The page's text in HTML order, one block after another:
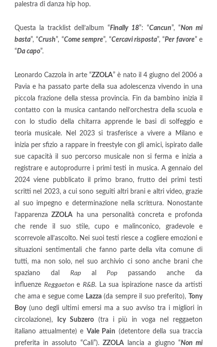
palestra di danza hip hop.
Questa la tracklist dell’album “Finally 18”: “Cancun”, “Non mi
basta”, “Crush”, “Come sempre”, “Cercavi risposta”, “Per favore” e
“Da capo”.
Leonardo Cazzola in arte “ZZOLA” è nato il 4 giugno del 2006 a
Pavia e ha passato parte della sua adolescenza vivendo in una
piccola frazione della stessa provincia. Fin da bambino inizia il
contatto con la musica cantando nell’orchestra della scuola e
con lo studio della chitarra apprende le basi di solfeggio e
teoria musicale. Nel 2023 si trasferisce a vivere a Milano e
inizia per sfizio a rappare in freestyle con gli amici, ispirato dalle
sue capacità il suo percorso musicale non si ferma e inizia a
registrare e autoprodurre i primi testi in musica. A gennaio del
2024 viene pubblicato il primo brano, frutto dei primi testi
scritti nel 2023, a cui sono seguiti altri brani e altri video, grazie
al suo impegno e determinazione nella scrittura. Nonostante
l’apparenzaZZOLA ha una personalità concreta e profonda
che rende il suo stile, cupo e malinconico, gradevole e
scorrevole all’ascolto. Nei suoi testi riesce a cogliere emozioni e
situazioni sentimentali che fanno parte della vita comune di
tutti, ma non solo, nel suo archivio ci sono anche brani che
spaziano dal RapalPop passando anche da
influenze ReggaetoneR&B. La sua ispirazione nasce da artisti
che ama e segue come Lazza(da sempre il suo preferito),Tony
Boy(uno degli ultimi emersi ma a suo avviso tra i migliori in
circolazione),
Icy Subzero(tra i più in voga nel reggaeton
italiano attualmente) e Vale Pain (detentore della sua traccia
preferita in assoluto “Cali”). ZZOLAlancia a giugno “Non mi